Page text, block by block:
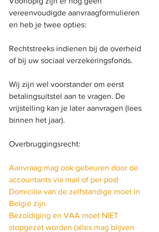
vereenvoudigde aanvraagformulieren
en heb je twee opties:
Rechtstreeks indienen bij de overheid
of bij uw sociaal verzekeringsfonds.
Wij zijn wel voorstander om eerst
betalingsuitstel aan te vragen. De
vrijstelling kan je later aanvragen (lees
binnen het jaar).
Overbruggingsrecht:
Aanvraag mag ook gebeuren door de
accountants via mail of per post
Domicilie van de zelfstandige moet in
België zijn
Bezoldiging en VAA moet NIET
stopgezet worden (alles mag blijven